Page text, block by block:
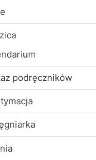
s
t
:
podręczników